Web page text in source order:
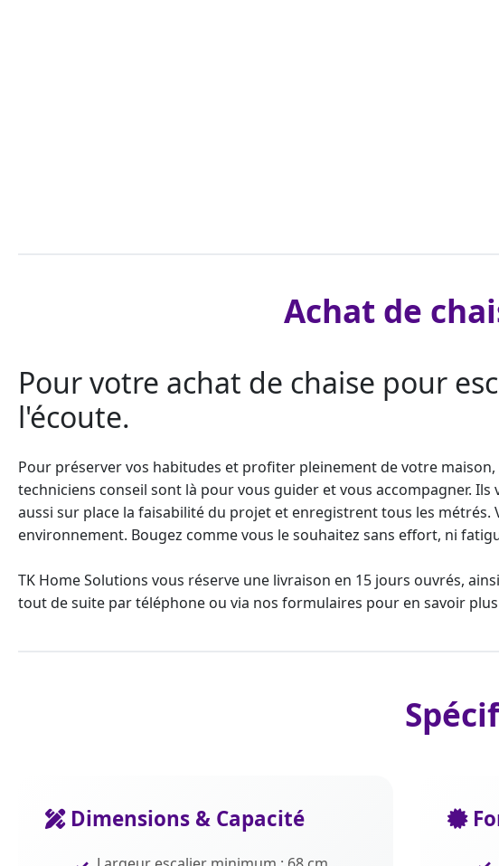
Achat de
Pour votre achat de chaise pour
l'écoute.
Pour préserver vos habitudes et profiter pleinement de votre
techniciens conseil sont là pour vous guider et vous accompagner.
aussi sur place la faisabilité du projet et enregistrent tous les
environnement. Bougez comme vous le souhaitez sans effort, ni
TK Home Solutions vous réserve une livraison en 15 jours ouvrés,
tout de suite par téléphone ou via nos formulaires pour en savoir
Dimensions & Capacité